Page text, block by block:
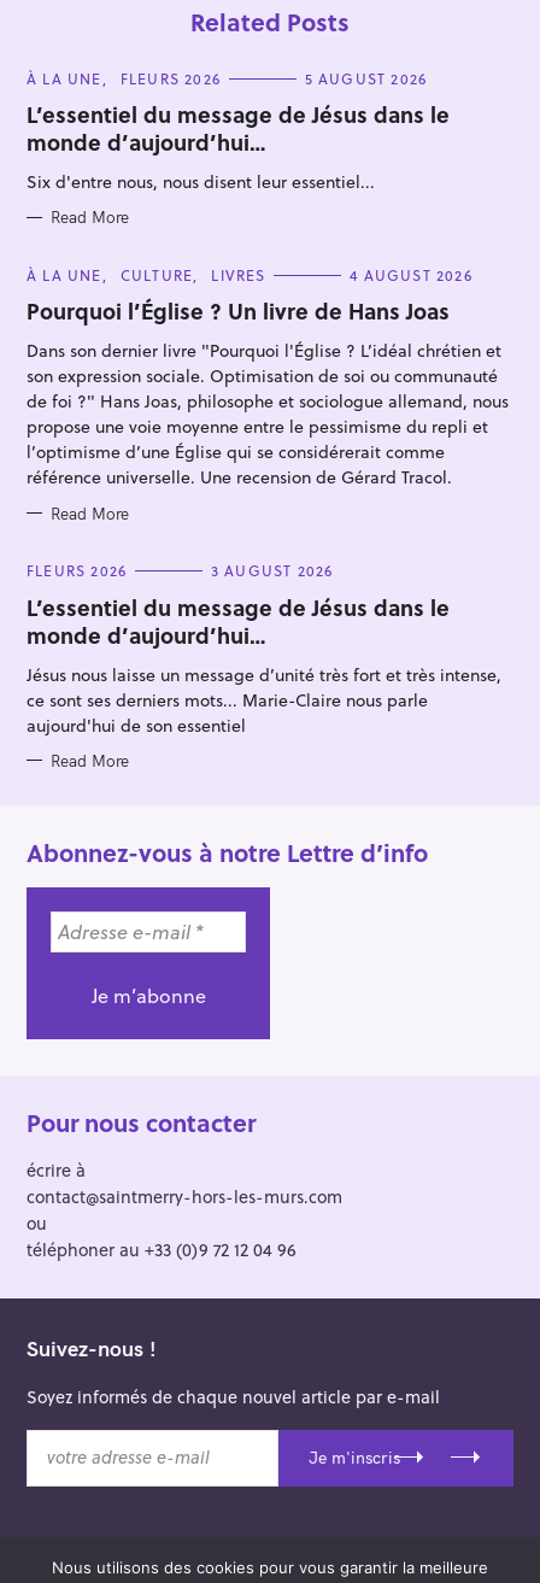
Related Posts
C
T
E
G
O
R
I
S
À LA UNE FLEURS 2026 5 AUGUST 2026
L’essentiel du message de Jésus dans le
monde d’aujourd’hui…
Six d'entre nous, nous disent leur essentiel...
Read More
C
T
E
O
I
E
S
À LA UNE CULTURE LIVRES 4 AUGUST 2026
Pourquoi l’Église ? Un livre de Hans Joas
Dans son dernier livre "Pourquoi l'Église ? L’idéal chrétien et
son expression sociale. Optimisation de soi ou communauté
de foi ?" Hans Joas, philosophe et sociologue allemand, nous
propose une voie moyenne entre le pessimisme du repli et
l’optimisme d’une Église qui se considérerait comme
référence universelle. Une recension de Gérard Tracol.
Read More
C
T
E
G
O
I
E
S
FLEURS 2026 3 AUGUST 2026
L’essentiel du message de Jésus dans le
monde d’aujourd’hui…
Jésus nous laisse un message d’unité très fort et très intense,
ce sont ses derniers mots... Marie-Claire nous parle
aujourd'hui de son essentiel
Read More
Abonnez-vous à notre Lettre d’info
Pour nous contacter
écrire à
contact@saintmerry-hors-les-murs.com
ou
téléphoner au +33 (0)9 72 12 04 96
Suivez-nous !
Soyez informés de chaque nouvel article par e-mail
t
Je m'inscris
S
a
r
h
f
o
r
:
Nous utilisons des cookies pour vous garantir la meilleure